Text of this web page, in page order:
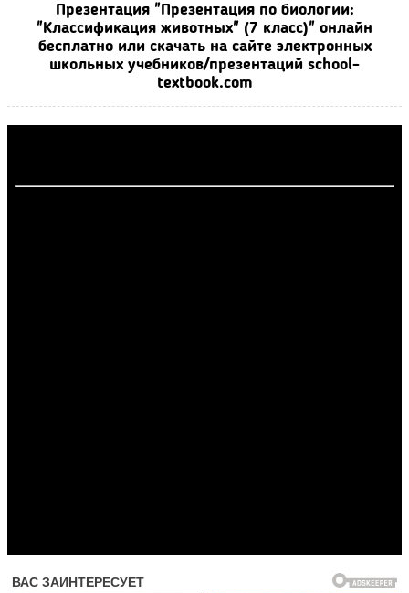
Презентация "Презентация по биологии:
"Классификация животных" (7 класс)" онлайн
бесплатно или скачать на сайте электронных
школьных учебников/презентаций school-
textbook.com